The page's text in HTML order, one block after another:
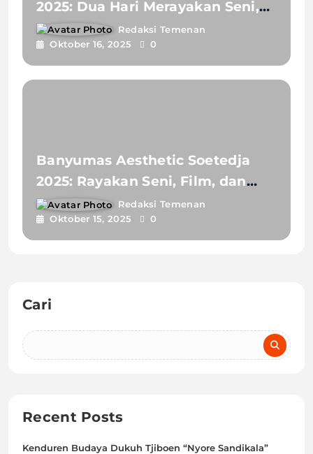
2025: Dua Hari Merayakan Seni,
Warisan, dan Semangat
Banyumas
Redaksi Temenan
Oktober 16, 2025
0
Banyumas Aesthetic Soetedja
2025: Rayakan Seni, Film, dan
Puisi di Jantung Purwokerto
Redaksi Temenan
Oktober 15, 2025
0
Cari
Recent Posts
Kenduren Budaya Dukuh Tjiboen “Nyore Sandikala”